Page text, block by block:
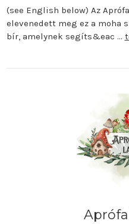
(see English below) Az
elevenedett meg ez a moha
bír, amelynek segíts&eac …